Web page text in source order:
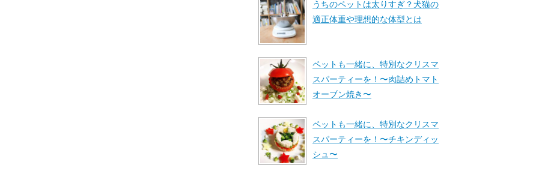
うちのペットは太りすぎ？犬猫の
適正体重や理想的な体型とは
ペットも一緒に、特別なクリスマ
スパーティーを！〜肉詰めトマト
オーブン焼き〜
ペットも一緒に、特別なクリスマ
スパーティーを！〜チキンディッ
シュ〜